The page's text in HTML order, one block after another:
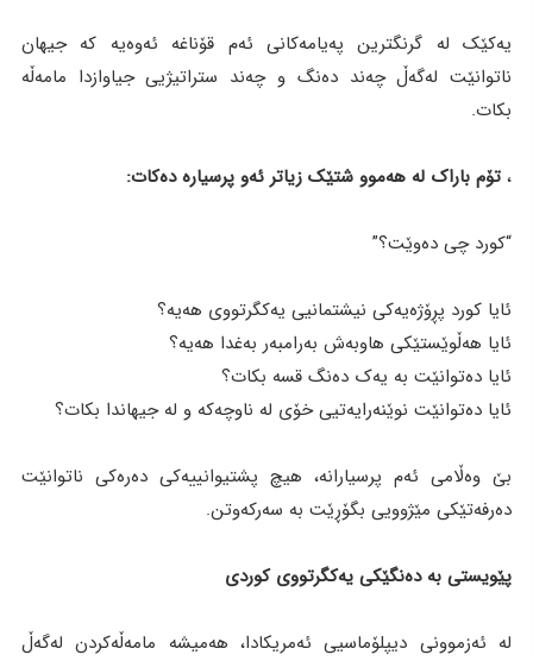
یەکێک لە گرنگترین پەیامەکانی ئەم قۆناغە ئەوەیە کە جیهان
ناتوانێت لەگەڵ چەند دەنگ و چەند ستراتیژیی جیاوازدا مامەڵە
بکات.
، تۆم باراک لە هەموو شتێک زیاتر ئەو پرسیارە دەکات:
“کورد چی دەوێت؟”
ئایا کورد پڕۆژەیەکی نیشتمانیی یەکگرتووی هەیە؟
ئایا هەڵوێستێکی هاوبەش بەرامبەر بەغدا هەیە؟
ئایا دەتوانێت بە یەک دەنگ قسە بکات؟
ئایا دەتوانێت نوێنەرایەتیی خۆی لە ناوچەکە و لە جیهاندا بکات؟
بێ وەڵامی ئەم پرسیارانە، هیچ پشتیوانییەکی دەرەکی ناتوانێت
دەرفەتێکی مێژوویی بگۆڕێت بە سەرکەوتن.
پێویستی بە دەنگێکی یەکگرتووی کوردی
لە ئەزموونی دیپلۆماسیی ئەمریکادا، هەمیشە مامەڵەکردن لەگەڵ